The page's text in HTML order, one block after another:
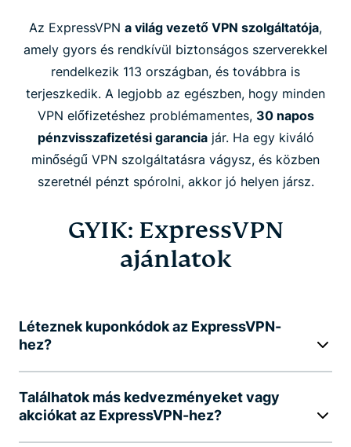
Az ExpressVPN a világ vezető VPN szolgáltatója,
amely gyors és rendkívül biztonságos szerverekkel
rendelkezik 113 országban, és továbbra is
terjeszkedik. A legjobb az egészben, hogy minden
VPN előfizetéshez problémamentes, 30 napos
pénzvisszafizetési garanciajár. Ha egy kiváló
minőségű VPN szolgáltatásra vágysz, és közben
szeretnél pénzt spórolni, akkor jó helyen jársz.
GYIK: ExpressVPN
ajánlatok
Léteznek kuponkódok az ExpressVPN-
hez?
Találhatok más kedvezményeket vagy
akciókat az ExpressVPN-hez?